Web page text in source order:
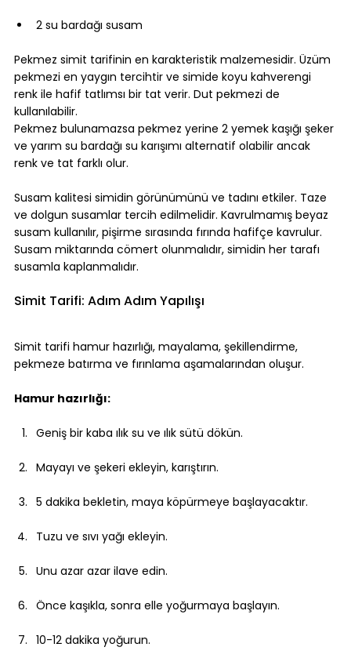
2 su bardağı susam
Pekmez simit tarifinin en karakteristik malzemesidir. Üzüm
pekmezi en yaygın tercihtir ve simide koyu kahverengi
renk ile hafif tatlımsı bir tat verir. Dut pekmezi de
kullanılabilir.
Pekmez bulunamazsa pekmez yerine 2 yemek kaşığı şeker
ve yarım su bardağı su karışımı alternatif olabilir ancak
renk ve tat farklı olur.
Susam kalitesi simidin görünümünü ve tadını etkiler. Taze
ve dolgun susamlar tercih edilmelidir. Kavrulmamış beyaz
susam kullanılır, pişirme sırasında fırında hafifçe kavrulur.
Susam miktarında cömert olunmalıdır, simidin her tarafı
susamla kaplanmalıdır.
Simit Tarifi: Adım Adım Yapılışı
Simit tarifi hamur hazırlığı, mayalama, şekillendirme,
pekmeze batırma ve fırınlama aşamalarından oluşur.
Hamur hazırlığı:
Geniş bir kaba ılık su ve ılık sütü dökün.
Mayayı ve şekeri ekleyin, karıştırın.
5 dakika bekletin, maya köpürmeye başlayacaktır.
Tuzu ve sıvı yağı ekleyin.
Unu azar azar ilave edin.
Önce kaşıkla, sonra elle yoğurmaya başlayın.
10-12 dakika yoğurun.